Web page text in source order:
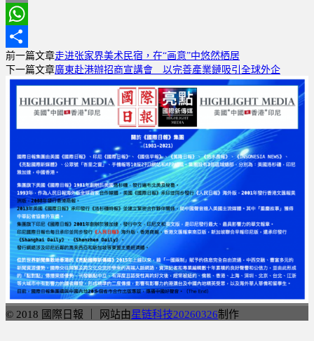
Email
WhatsApp
分
享
前一篇文章走进张家界美术民宿，在“画意”中悠然栖居
下一篇文章廣東赴港辦招商宣講會 以完善產業鏈吸引全球外企
© 2018 國際日報 ｜ 网站由星链科技20260326制作